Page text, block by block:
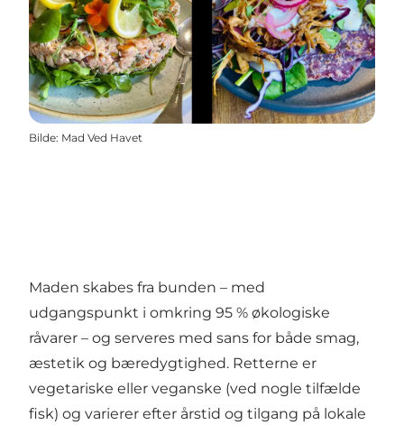
Bilde: Mad Ved Havet
Maden skabes fra bunden – med
udgangspunkt i omkring 95 % økologiske
råvarer – og serveres med sans for både smag,
æstetik og bæredygtighed. Retterne er
vegetariske eller veganske (ved nogle tilfælde
fisk) og varierer efter årstid og tilgang på lokale